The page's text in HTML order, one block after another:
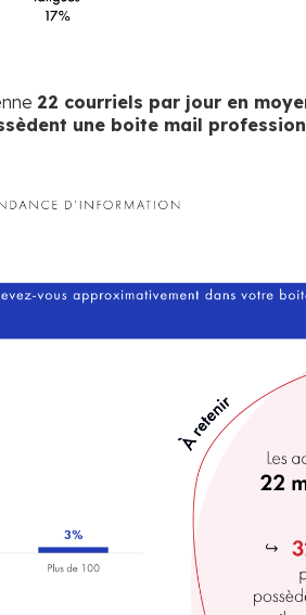
22 courriels par jour en
une boite mail